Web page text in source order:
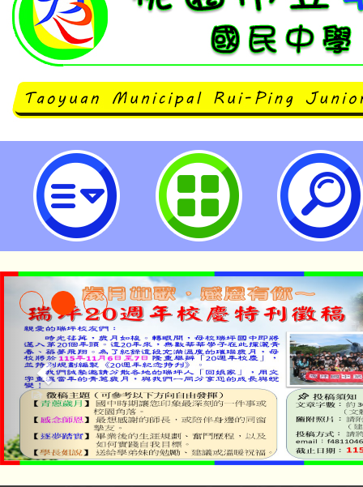
轉知新北市私立及人高級中學擊樂
月23日(星期四)於國家音樂廳舉辦
會，檢送活動海報及邀請函電子檔
民中學
「2026金融保險知識
車」活動
桃園市115學年度學生